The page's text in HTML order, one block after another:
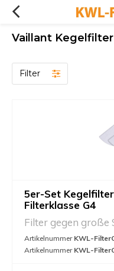
Vaillant
Filter
5er-Set
Filterklasse G4
Filter gegen große
Artikelnummer KWL-
Artikelnummer KWL-